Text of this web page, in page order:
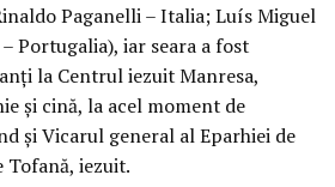
Paganelli – Italia; Luís Miguel
Portugalia), iar seara a fost
la Centrul iezuit Manresa,
și cină, la acel moment de
și Vicarul general al Eparhiei de
Tofană, iezuit.